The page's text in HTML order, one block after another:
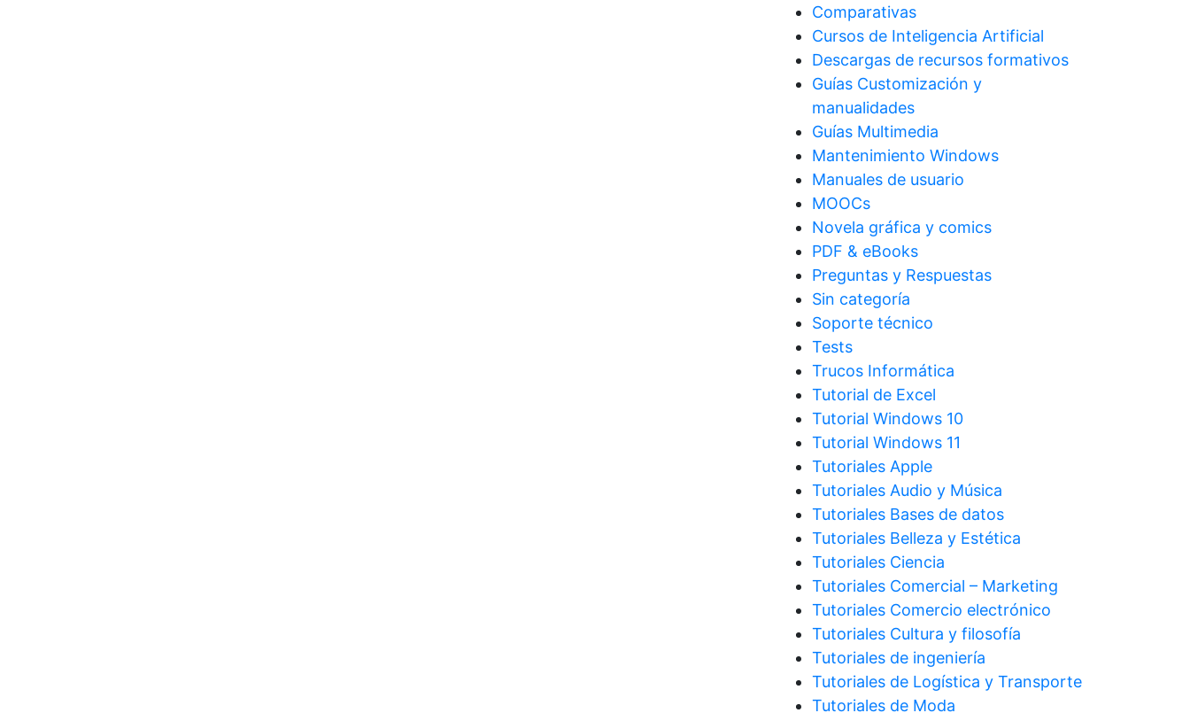
Comparativas
Cursos de Inteligencia Artificial
Descargas de recursos formativos
Guías Customización y
manualidades
Guías Multimedia
Mantenimiento Windows
Manuales de usuario
MOOCs
Novela gráfica y comics
PDF & eBooks
Preguntas y Respuestas
Sin categoría
Soporte técnico
Tests
Trucos Informática
Tutorial de Excel
Tutorial Windows 10
Tutorial Windows 11
Tutoriales Apple
Tutoriales Audio y Música
Tutoriales Bases de datos
Tutoriales Belleza y Estética
Tutoriales Ciencia
Tutoriales Comercial – Marketing
Tutoriales Comercio electrónico
Tutoriales Cultura y filosofía
Tutoriales de ingeniería
Tutoriales de Logística y Transporte
Tutoriales de Moda